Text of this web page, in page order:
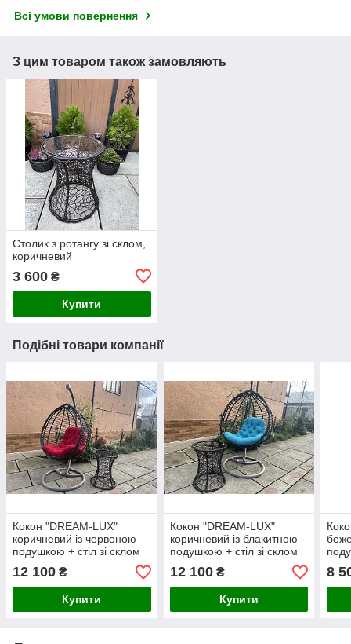
Всі умови повернення
З цим товаром також замовляють
Столик з ротангу зі склом,
коричневий
3 600 ₴
Купити
Подібні товари компанії
Кокон "DREAM-LUX"
коричневий із червоною
подушкою + стіл зі склом
12 100 ₴
Купити
Кокон "DREAM-LUX"
коричневий із блакитною
подушкою + стіл зі склом
12 100₴
Купити
8